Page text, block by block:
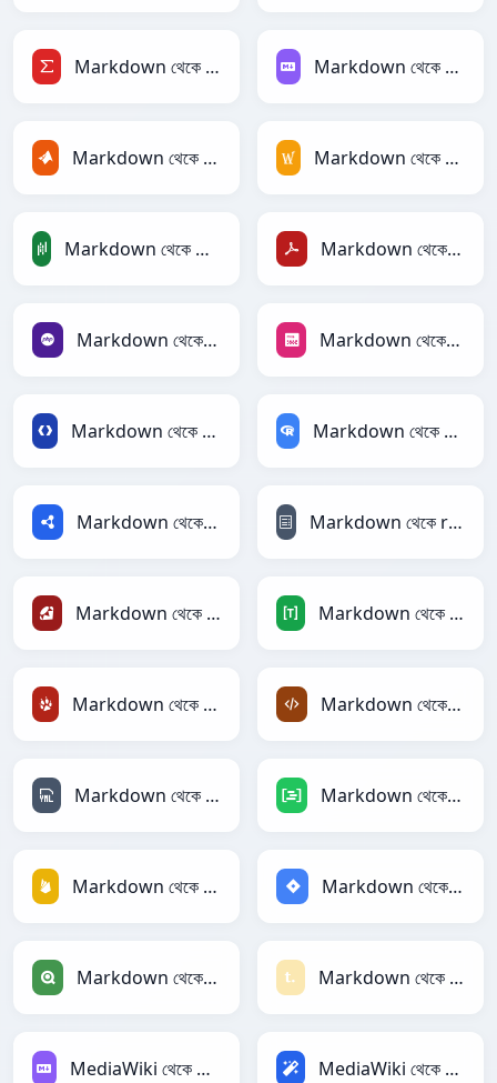
Markdown থেকে LaTeX Markdown থেকে Markdown
Markdown থেকে MATLAB Markdown থেকে MediaWiki
Markdown থেকে PandasDataFrame Markdown থেকে PDF
Markdown থেকে PHP Markdown থেকে PNG
Markdown থেকে Protobuf Markdown থেকে RDataFrame
Markdown থেকে RDF Markdown থেকে reStructuredText
Markdown থেকে Ruby Markdown থেকে TOML
Markdown থেকে TracWiki Markdown থেকে XML
Markdown থেকে YAML Markdown থেকে DAX
Markdown থেকে Firebase Markdown থেকে Jira
Markdown থেকে Qlik Markdown থেকে Textile
MediaWiki থেকে Markdown MediaWiki থেকে Magic